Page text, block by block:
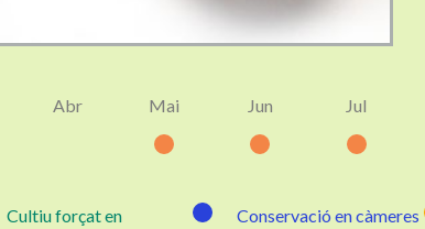
Abr Mai Jun Jul
Cultiu forçat en
Conservació en càmeres